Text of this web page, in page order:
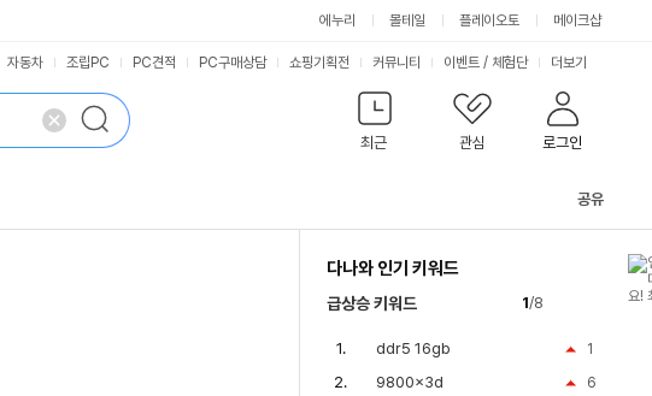
에누리 몰테일 플레이오토 메이크샵
최근 관심 로그인
자동차 조립PC PC견적 PC구매상담 쇼핑기획전 커뮤니티 이벤트 / 체험단 더보기
공유
다나와 인기 키워드
급상승 키워드 1/8
1
ddr5 16gb
6
9800x3d